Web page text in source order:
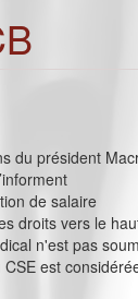
du président
de salaire
droits vers le
n'est pas
est